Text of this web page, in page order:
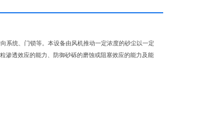
系统、门锁等。本设备由风机推动一定浓度的砂尘以一定
渗透效应的能力、防御砂砾的磨蚀或阻塞效应的能力及能